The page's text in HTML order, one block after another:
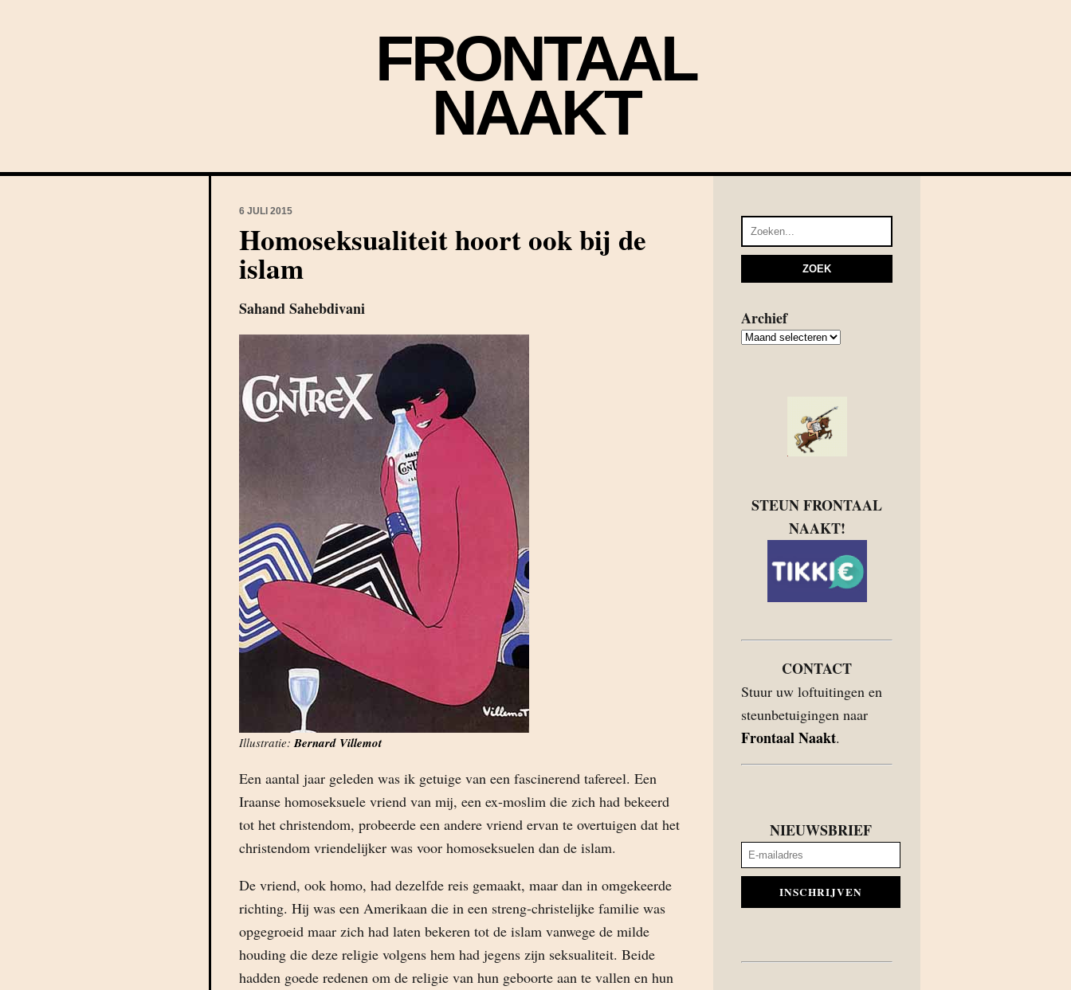
FRONTAAL
NAAKT
6 JULI 2015
Homoseksualiteit hoort ook bij de
islam
Sahand Sahebdivani
Illustratie:Bernard Villemot
Een aantal jaar geleden was ik getuige van een fascinerend tafereel. Een
Iraanse homoseksuele vriend van mij, een ex-moslim die zich had bekeerd
tot het christendom, probeerde een andere vriend ervan te overtuigen dat het
christendom vriendelijker was voor homoseksuelen dan de islam.
De vriend, ook homo, had dezelfde reis gemaakt, maar dan in omgekeerde
richting. Hij was een Amerikaan die in een streng-christelijke familie was
opgegroeid maar zich had laten bekeren tot de islam vanwege de milde
houding die deze religie volgens hem had jegens zijn seksualiteit. Beide
hadden goede redenen om de religie van hun geboorte aan te vallen en hun
Archief
Archief
STEUN FRONTAAL
NAAKT!
CONTACT
Stuur uw loftuitingen en
steunbetuigingen naar
Frontaal Naakt.
NIEUWSBRIEF
INSCHRIJVEN